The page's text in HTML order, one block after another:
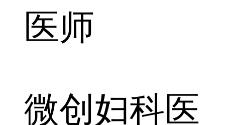
医师
微创妇科医